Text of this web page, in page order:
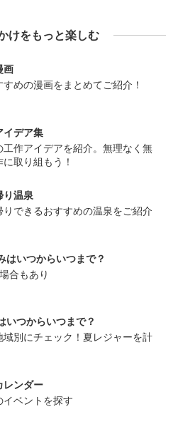
けをもっと楽しむ
画
めの漫画をまとめてご紹介！
イデア集
作アイデアを紹介。無理なく無
取り組もう！
り温泉
できるおすすめの温泉をご紹介
はいつからいつまで？
合もあり
いつからいつまで？
別にチェック！夏レジャーを計
レンダー
イベントを探す